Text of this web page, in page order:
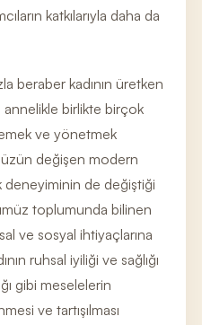
katkılarıyla daha da
beraber kadının üretken
annelikle birlikte birçok
ve yönetmek
değişen modern
deneyiminin de değiştiği
toplumunda bilinen
ve sosyal ihtiyaçlarına
ruhsal iyiliği ve sağlığı
gibi meselelerin
ve tartışılması